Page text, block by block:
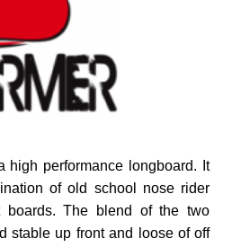
high performance longboard. It
of old school nose rider
boards. The blend of the two
stable up front and loose of off